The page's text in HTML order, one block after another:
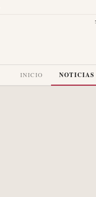
INICIO NOTICIAS